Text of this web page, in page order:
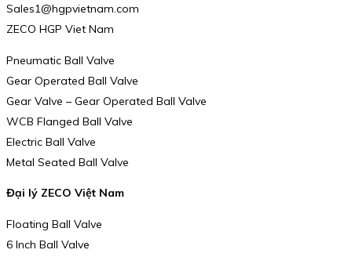
Sales1@hgpvietnam.com
ZECO HGP Viet Nam
Pneumatic Ball Valve
Gear Operated Ball Valve
Gear Valve – Gear Operated Ball Valve
WCB Flanged Ball Valve
Electric Ball Valve
Metal Seated Ball Valve
Đại lý ZECO Việt Nam
Floating Ball Valve
6 Inch Ball Valve